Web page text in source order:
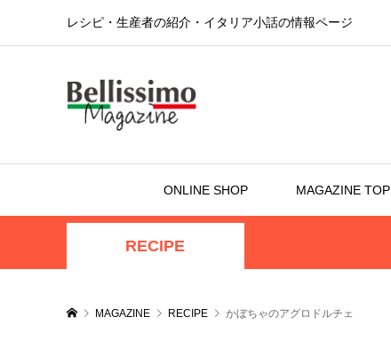
レシピ・生産者の紹介・イタリア小話の情報ページ
ONLINE SHOP MAGAZINE TOP
RECIPE
MAGAZINE RECIPE かぼちゃのアグロドルチェ